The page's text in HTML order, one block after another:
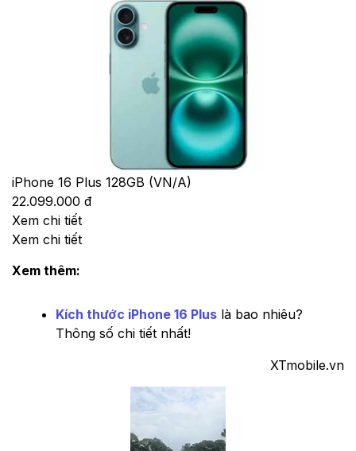
iPhone 16 Plus 128GB (VN/A)
22.099.000 đ
Xem chi tiết
Xem chi tiết
Xem thêm:
Kích thước iPhone 16 Plus là bao nhiêu?
Thông số chi tiết nhất!
XTmobile.vn